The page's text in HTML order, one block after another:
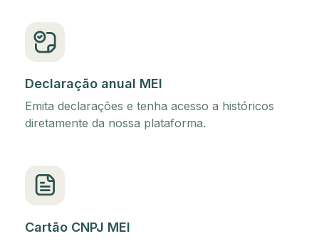
Declaração anual MEI
Emita declarações e tenha acesso a históricos
diretamente da nossa plataforma.
Cartão CNPJ MEI